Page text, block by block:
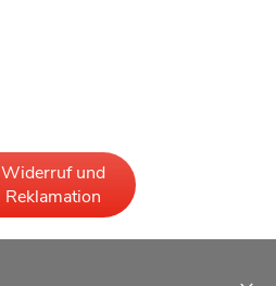
Widerruf und
Reklamation